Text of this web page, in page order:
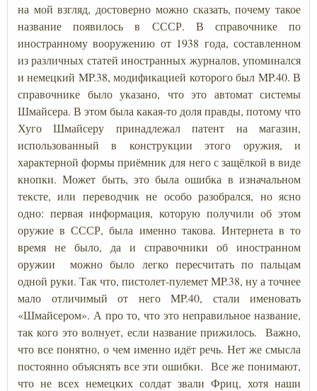
на мой взгляд, достоверно можно сказать, почему такое
название появилось в СССР. В справочнике по
иностранному вооружению от 1938 года, составленном
из различных статей иностранных журналов, упоминался
и немецкий MP.38, модификацией которого был MP.40. В
справочнике было указано, что это автомат системы
Шмайсера. В этом была какая-то доля правды, потому что
Хуго Шмайсеру принадлежал патент на магазин,
использованный в конструкции этого оружия, и
характерной формы приёмник для него с защёлкой в виде
кнопки. Может быть, это была ошибка в изначальном
тексте, или переводчик не особо разобрался, но ясно
одно: первая информация, которую получили об этом
оружие в СССР, была именно такова. Интернета в то
время не было, да и справочники об иностранном
оружии можно было легко пересчитать по пальцам
одной руки. Так что, пистолет-пулемет MP.38, ну а точнее
мало отличимый от него MP.40, стали именовать
«Шмайсером». А про то, что это неправильное название,
так кого это волнует, если название прижилось. Важно,
что все понятно, о чем именно идёт речь. Нет же смысла
постоянно объяснять все эти ошибки. Все же понимают,
что не всех немецких солдат звали Фриц, хотя наши